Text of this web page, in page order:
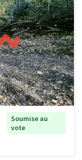
Soumise au
vote